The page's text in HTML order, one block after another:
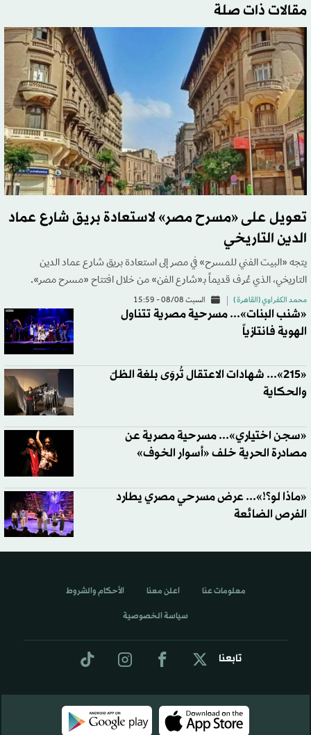
مقالات ذات صلة
تعويل على «مسرح مصر» لاستعادة بريق شارع عماد
الدين التاريخي
يتجه «البيت الفني للمسرح» في مصر إلى استعادة بريق شارع عماد الدين
التاريخي، الذي عُرف قديماً بـ«شارع الفن» من خلال افتتاح «مسرح مصر».
محمد الكفراوي (القاهرة ) السبت 08/08 - 15:59
«شنب البنات»... مسرحية مصرية تتناول
الهوية فانتازياً
«215»... شهادات الاعتقال تُروَى بلغة الظلّ
والحكاية
«سجن اختياري»... مسرحية مصرية عن
مصادرة الحرية خلف «أسوار الخوف»
«ماذا لو؟!»... عرض مسرحي مصري يطارد
الفرص الضائعة
تابعنا
معلومات عنا اعلن معنا الأحكام والشروط
سياسة الخصوصية